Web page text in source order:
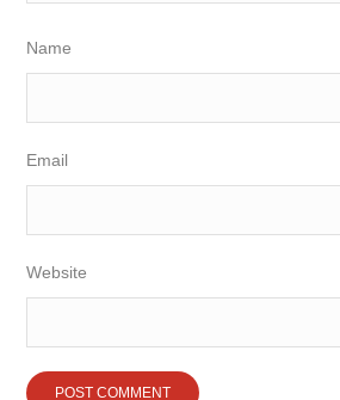
Name
Email
Website